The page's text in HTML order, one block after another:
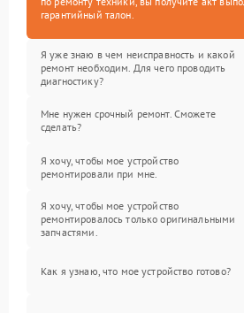
гарантийный талон.
Я уже знаю в чем неисправность и какой
ремонт необходим. Для чего проводить
диагностику?
Мне нужен срочный ремонт. Сможете
сделать?
Я хочу, чтобы мое устройство
ремонтировали при мне.
Я хочу, чтобы мое устройство
ремонтировалось только оригинальными
запчастями.
Как я узнаю, что мое устройство готово?